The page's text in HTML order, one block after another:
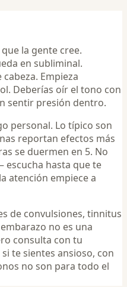
la gente cree.
en subliminal.
Empieza
Deberías oír el tono con
sentir presión dentro.
personal. Lo típico son
reportan efectos más
se duermen en 5. No
hasta que te
atención empiece a
de convulsiones, tinnitus
no es una
consulta con tu
te sientes ansioso, con
no son para todo el